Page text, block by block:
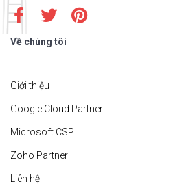
Về chúng tôi
Giới thiệu
Google Cloud Partner
Microsoft CSP
Zoho Partner
Liên hệ